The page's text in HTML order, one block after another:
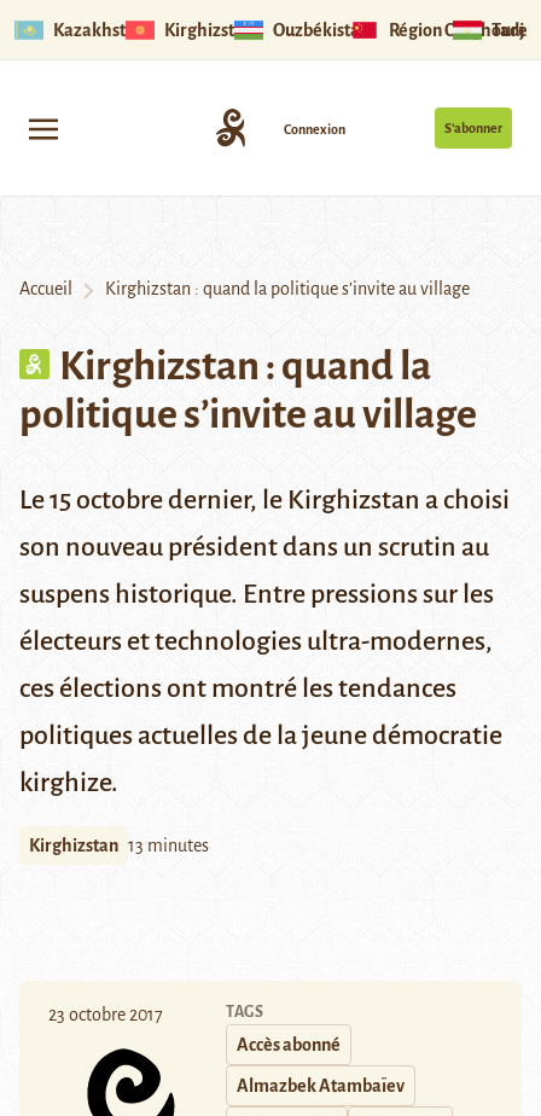
Kazakhstan Kirghizstan Ouzbékistan Région Ouïghoure
S’abonner
Connexion
Accueil Kirghizstan : quand la politique s’invite au village
Kirghizstan : quand la
politique s’invite au village
Le 15 octobre dernier, le Kirghizstan a choisi
son nouveau président dans un scrutin au
suspens historique. Entre pressions sur les
électeurs et technologies ultra-modernes,
ces élections ont montré les tendances
politiques actuelles de la jeune démocratie
kirghize.
Kirghizstan 13 minutes
23 octobre 2017 TAGS
Accès abonné
Almazbek Atambaïev